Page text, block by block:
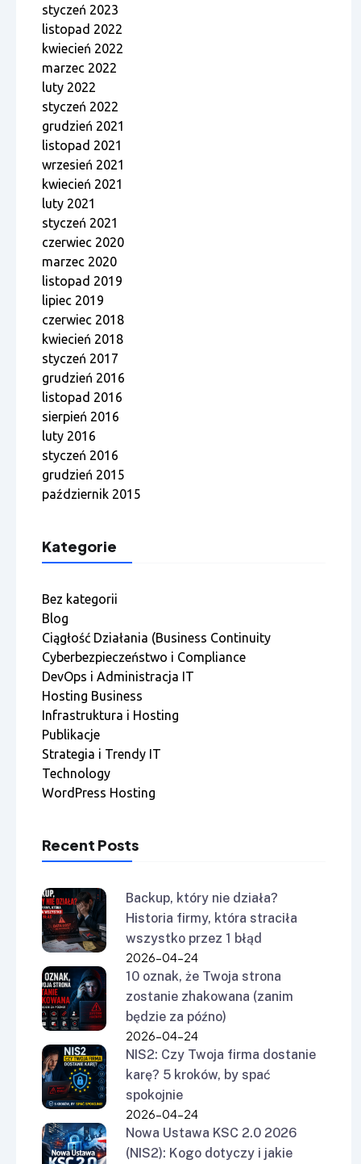
styczeń 2023
listopad 2022
kwiecień 2022
marzec 2022
luty 2022
styczeń 2022
grudzień 2021
listopad 2021
wrzesień 2021
kwiecień 2021
luty 2021
styczeń 2021
czerwiec 2020
marzec 2020
listopad 2019
lipiec 2019
czerwiec 2018
kwiecień 2018
styczeń 2017
grudzień 2016
listopad 2016
sierpień 2016
luty 2016
styczeń 2016
grudzień 2015
październik 2015
Kategorie
Bez kategorii
Blog
Ciągłość Działania (Business Continuity
Cyberbezpieczeństwo i Compliance
DevOps i Administracja IT
Hosting Business
Infrastruktura i Hosting
Publikacje
Strategia i Trendy IT
Technology
WordPress Hosting
Recent Posts
Backup, który nie działa?
Historia firmy, która straciła
wszystko przez 1 błąd
2026-04-24
10 oznak, że Twoja strona
zostanie zhakowana (zanim
będzie za późno)
2026-04-24
NIS2: Czy Twoja firma dostanie
karę? 5 kroków, by spać
spokojnie
2026-04-24
Nowa Ustawa KSC 2.0 2026
(NIS2): Kogo dotyczy i jakie